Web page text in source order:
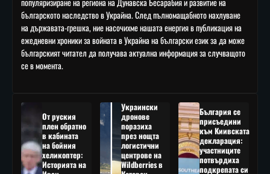
българското наследство в Украйна. След пълномащабното нахлуване
на държавата-грешка, ние насочихме нашата енергия в публикация на
ежедневни хроники за войната в Украйна на български език за да може
българският читател да получава актуална информация за случващото
се в момента.
От руския
плен обратно
в кабината
на бойния
хеликоптер:
Историята на
Украински
дронове
поразиха
през нощта
логистични
центрове на
Wildberries в
България се
присъедини
към Киивската
декларация:
участниците
потвърдиха
подкрепата си